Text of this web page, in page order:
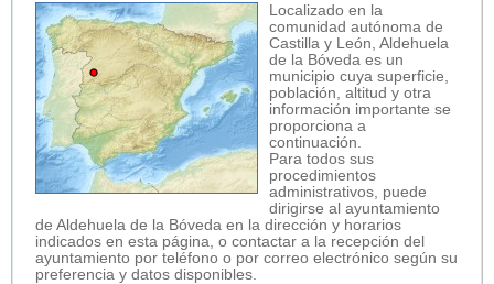
Localizado en la
comunidad autónoma de
Castilla y León, Aldehuela
de la Bóveda es un
municipio cuya superficie,
población, altitud y otra
información importante se
proporciona a
continuación.
Para todos sus
procedimientos
administrativos, puede
dirigirse al ayuntamiento
de Aldehuela de la Bóveda en la dirección y horarios
indicados en esta página, o contactar a la recepción del
ayuntamiento por teléfono o por correo electrónico según su
preferencia y datos disponibles.